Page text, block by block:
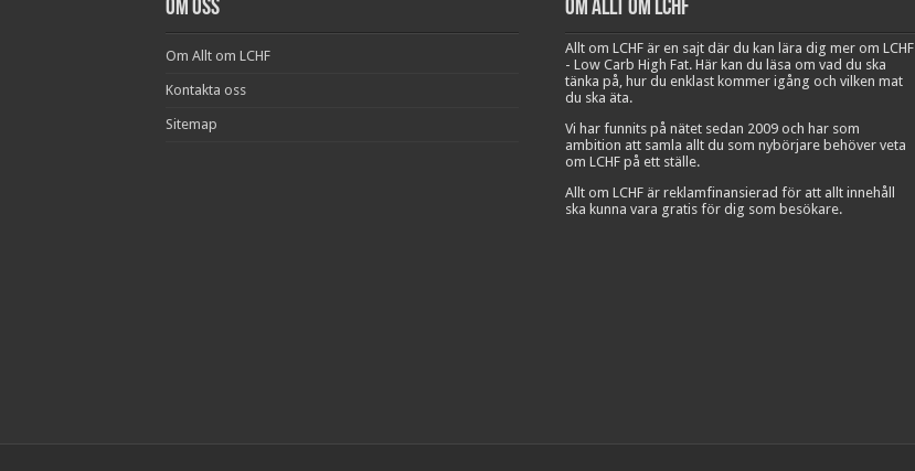
Om oss
Om Allt om LCHF
Kontakta oss
Sitemap
Om Allt om LCHF
Allt om LCHF är en sajt där du kan lära dig mer om LCHF
- Low Carb High Fat. Här kan du läsa om vad du ska
tänka på, hur du enklast kommer igång och vilken mat
du ska äta.
Vi har funnits på nätet sedan 2009 och har som
ambition att samla allt du som nybörjare behöver veta
om LCHF på ett ställe.
Allt om LCHF är reklamfinansierad för att allt innehåll
ska kunna vara gratis för dig som besökare.